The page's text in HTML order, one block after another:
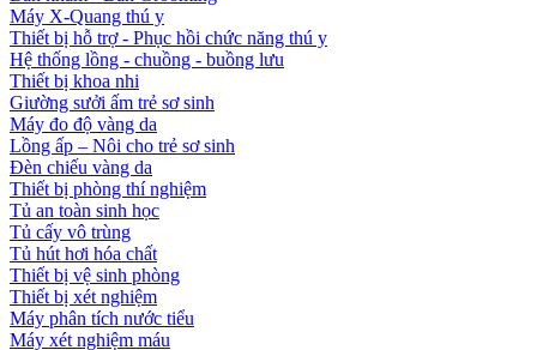
Máy X-Quang thú y
Thiết bị hỗ trợ - Phục hồi chức năng thú y
Hệ thống lồng - chuồng - buồng lưu
Thiết bị khoa nhi
Giường sưởi ấm trẻ sơ sinh
Máy đo độ vàng da
Lồng ấp – Nôi cho trẻ sơ sinh
Đèn chiếu vàng da
Thiết bị phòng thí nghiệm
Tủ an toàn sinh học
Tủ cấy vô trùng
Tủ hút hơi hóa chất
Thiết bị vệ sinh phòng
Thiết bị xét nghiệm
Máy phân tích nước tiểu
Máy xét nghiệm máu